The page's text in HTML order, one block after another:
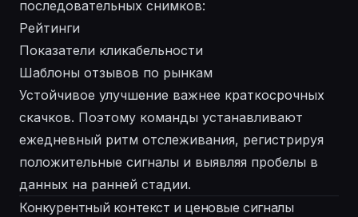
последовательных снимков:
Рейтинги
Показатели кликабельности
Шаблоны отзывов по рынкам
Устойчивое улучшение важнее краткосрочных
скачков. Поэтому команды устанавливают
ежедневный ритм отслеживания, регистрируя
положительные сигналы и выявляя пробелы в
данных на ранней стадии.
Конкурентный контекст и ценовые сигналы